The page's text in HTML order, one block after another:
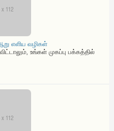
எளிய வழிகள்
உங்கள் முகப்பு பக்கத்தில்